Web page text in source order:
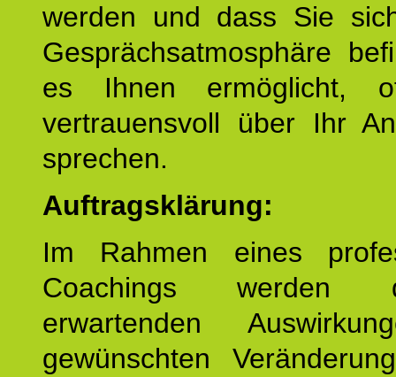
werden und dass Sie
Gesprächsatmosphäre
es Ihnen ermöglicht,
vertrauensvoll über Ihr
sprechen.
Auftragsklärung:
Im Rahmen eines
Coachings
erwartenden
gewünschten